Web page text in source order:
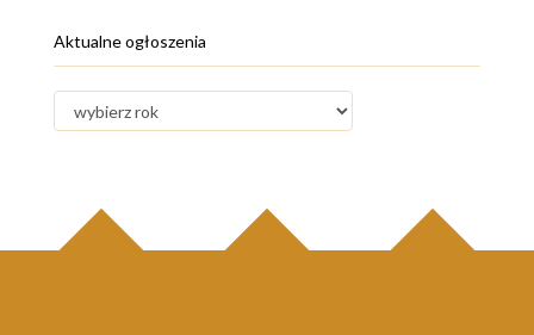
Aktualne ogłoszenia